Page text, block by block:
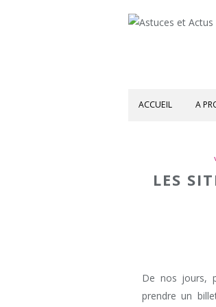
ACCUEIL A
LES
De nos jours,
prendre un